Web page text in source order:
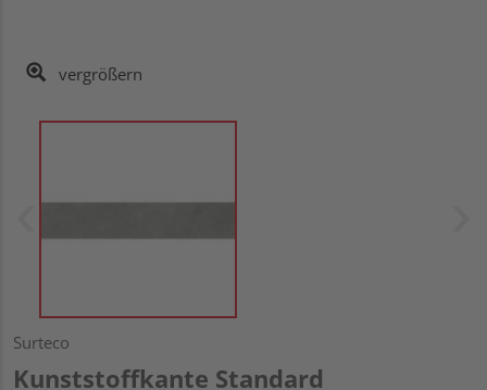
vergrößern
Surteco
Kunststoffkante Standard